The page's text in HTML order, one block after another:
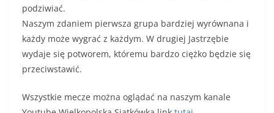
podziwiać.
Naszym zdaniem pierwsza grupa bardziej wyrównana i
każdy może wygrać z każdym. W drugiej Jastrzębie
wydaje się potworem, któremu bardzo ciężko będzie się
przeciwstawić.
Wszystkie mecze można oglądać na naszym kanale